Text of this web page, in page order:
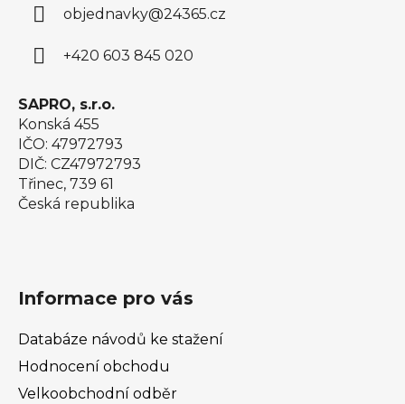
objednavky@24365.cz
+420 603 845 020
SAPRO, s.r.o.
Konská 455
IČO: 47972793
DIČ: CZ47972793
Třinec, 739 61
Česká republika
Informace pro vás
Databáze návodů ke stažení
Hodnocení obchodu
Velkoobchodní odběr